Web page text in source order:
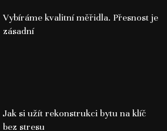
Vybíráme kvalitní měřidla. Přesnost je
zásadní
Jak si užít rekonstrukci bytu na klíč
bez stresu